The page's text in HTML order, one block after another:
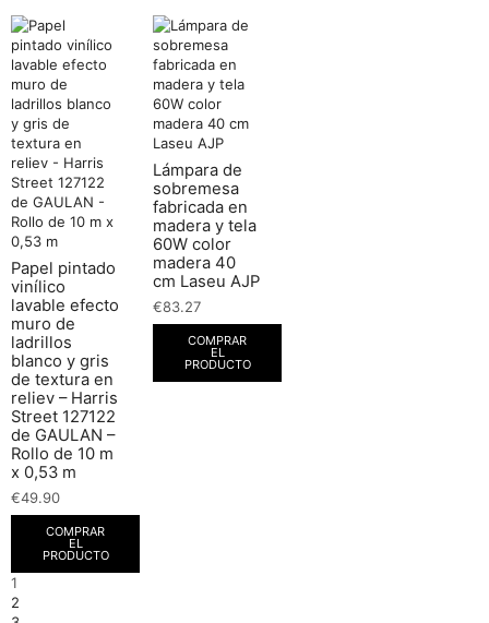
Papel pintado
vinílico
lavable efecto
muro de
ladrillos
blanco y gris
de textura en
reliev – Harris
Street 127122
de GAULAN –
Rollo de 10 m
x 0,53 m
€49.90
COMPRAR
EL
PRODUCTO
Lámpara de
sobremesa
fabricada en
madera y tela
60W color
madera 40
cm Laseu AJP
€83.27
COMPRAR
EL
PRODUCTO
1
2